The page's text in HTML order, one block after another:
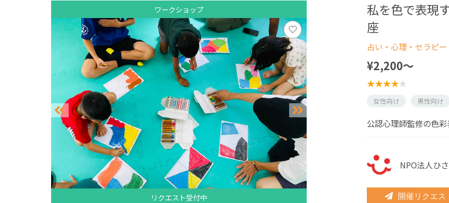
ワークショップ
リクエスト受付中
私を色で表現
座
占い・心理・セラピー
¥2,200〜
女性向け 男性向け
公認心理師監修の色
NPO法人ひ
開催リクエス